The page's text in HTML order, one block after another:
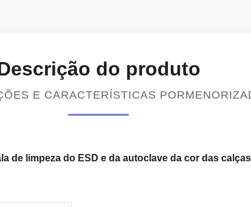
do produto
E CARACTERÍSTICAS
de limpeza do ESD e da autoclave da cor das